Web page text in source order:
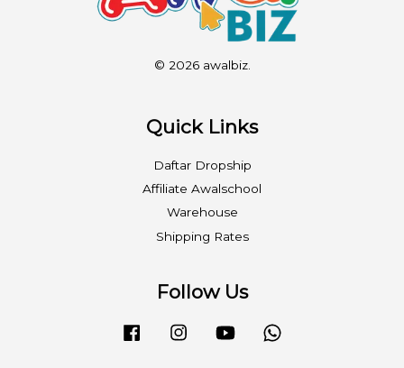
© 2026 awalbiz.
Quick Links
Daftar Dropship
Affiliate Awalschool
Warehouse
Shipping Rates
Follow Us
FacebookInstagramYouTube